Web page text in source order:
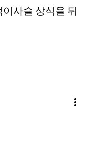
사슬 상식을 뒤
more_vert